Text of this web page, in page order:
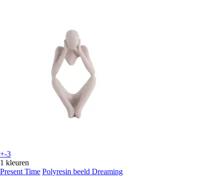
+-3
1 kleuren
Present Time Polyresin beeld Dreaming